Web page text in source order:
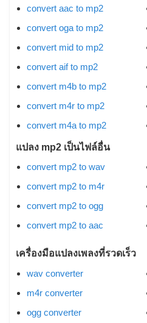
convert aac to mp2
convert oga to mp2
convert mid to mp2
convert aif to mp2
convert m4b to mp2
convert m4r to mp2
convert m4a to mp2
แปลง mp2 เป็นไฟล์อื่น
convert mp2 to wav
convert mp2 to m4r
convert mp2 to ogg
convert mp2 to aac
เครื่องมือแปลงเพลงที่รวดเร็ว
wav converter
m4r converter
ogg converter